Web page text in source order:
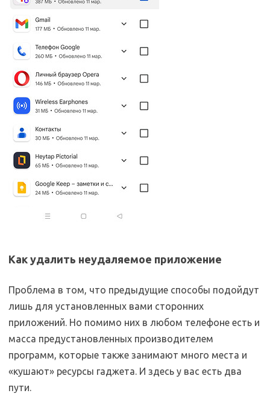
Как удалить неудаляемое приложение
Проблема в том, что предыдущие способы подойдут
лишь для установленных вами сторонних
приложений. Но помимо них в любом телефоне есть и
масса предустановленных производителем
программ, которые также занимают много места и
«кушают» ресурсы гаджета. И здесь у вас есть два
пути.